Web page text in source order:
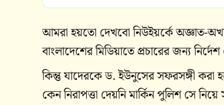
আমরা হয়তো দেখবো নিউইয়র্কে অজ্ঞাত-
বাংলাদেশের মিডিয়াতে প্রচারের জন্য
কিন্তু যাদেরকে ড. ইউনুসের সফরসঙ্গী করা
কেন নিরাপত্তা দেয়নি মার্কিন পুলিশ সে